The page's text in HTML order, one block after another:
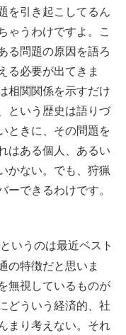
を引き起こしてるん
ゃうわけですよ。こ
る問題の原因を語ろ
る必要が出てきま
相関関係を示すだけ
という歴史は語りづ
ときに、その問題を
はある個人、あるい
かない。でも、狩猟
ーできるわけです。
いうのは最近ベスト
の特徴だと思いま
無視しているものが
どういう経済的、社
まり考えない。それ